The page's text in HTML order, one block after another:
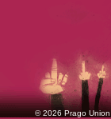
© 2026 Prago